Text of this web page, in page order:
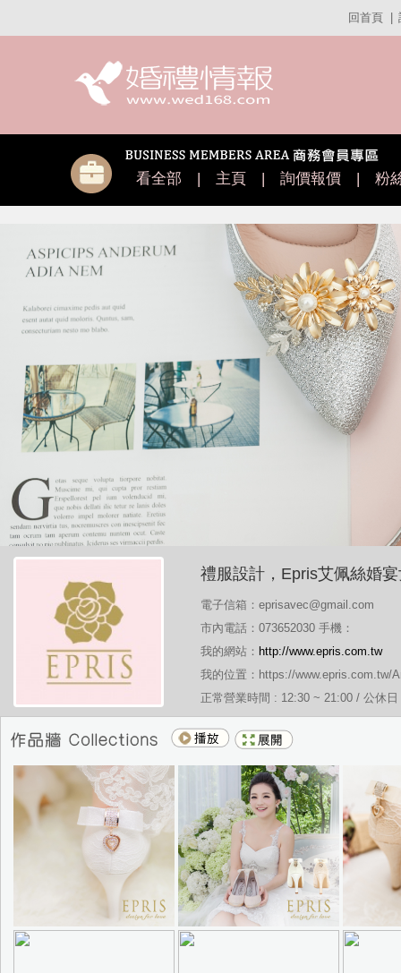
回首頁
看全部 | 主頁 | 詢價報價 | 粉
禮服設計，Epris艾佩絲婚
電子信箱：eprisavec@gmail.com
市內電話：073652030 手機：
我的網站： http://www.epris.com.tw
我的位置：https://www.epris.com.tw/
正常營業時間 : 12:30 ~ 21:00 / 公休